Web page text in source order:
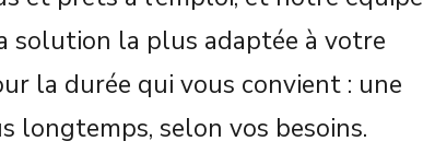
solution la plus adaptée à votre
la durée qui vous convient : une
longtemps, selon vos besoins.